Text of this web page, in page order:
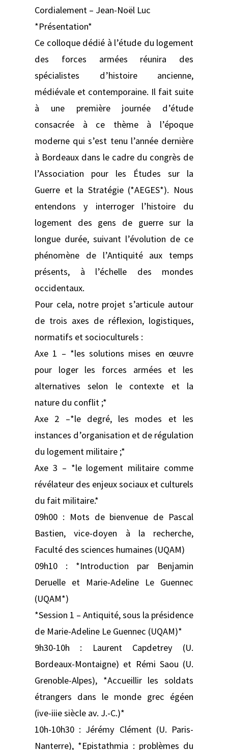
Cordialement – Jean-Noël Luc
*Présentation*
Ce colloque dédié à l’étude du logement
des forces armées réunira des
spécialistes d’histoire ancienne,
médiévale et contemporaine. Il fait suite
à une première journée d’étude
consacrée à ce thème à l’époque
moderne qui s’est tenu l’année dernière
à Bordeaux dans le cadre du congrès de
l’Association pour les Études sur la
Guerre et la Stratégie (*AEGES*). Nous
entendons y interroger l’histoire du
logement des gens de guerre sur la
longue durée, suivant l’évolution de ce
phénomène de l’Antiquité aux temps
présents, à l’échelle des mondes
occidentaux.
Pour cela, notre projet s’articule autour
de trois axes de réflexion, logistiques,
normatifs et socioculturels :
Axe 1 – *les solutions mises en œuvre
pour loger les forces armées et les
alternatives selon le contexte et la
nature du conflit ;*
Axe 2 –*le degré, les modes et les
instances d’organisation et de régulation
du logement militaire ;*
Axe 3 – *le logement militaire comme
révélateur des enjeux sociaux et culturels
du fait militaire.*
09h00 : Mots de bienvenue de Pascal
Bastien, vice-doyen à la recherche,
Faculté des sciences humaines (UQAM)
09h10 : *Introduction par Benjamin
Deruelle et Marie-Adeline Le Guennec
(UQAM*)
*Session 1 – Antiquité, sous la présidence
de Marie-Adeline Le Guennec (UQAM)*
9h30-10h : Laurent Capdetrey (U.
Bordeaux-Montaigne) et Rémi Saou (U.
Grenoble-Alpes), *Accueillir les soldats
étrangers dans le monde grec égéen
(ive-iiie siècle av. J.-C.)*
10h-10h30 : Jérémy Clément (U. Paris-
Nanterre), *Epistathmia : problèmes du